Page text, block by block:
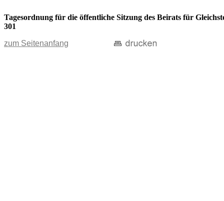
Tagesordnung für die öffentliche Sitzung des Beirats für
301
zum Seitenanfang